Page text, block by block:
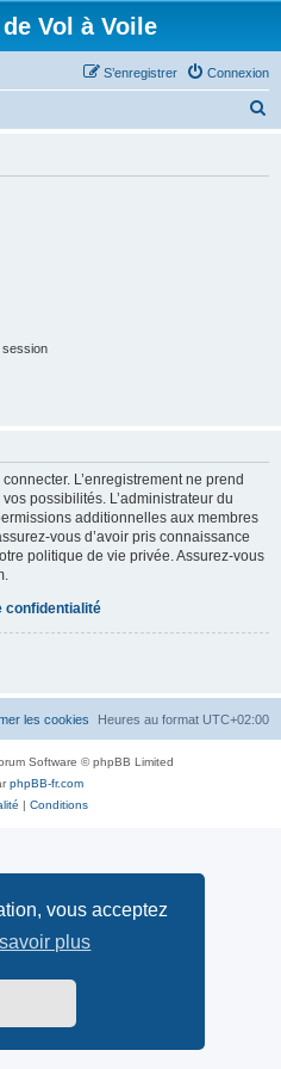
vous acceptez
plus
Vol à Voile
Connexion
S’enregistrer
session
L’enregistrement ne prend
possibilités. L’administrateur du
additionnelles aux membres
vous d’avoir pris connaissance
politique de vie privée. Assurez-vous
confidentialité
Heures au format UTC+02:00
les cookies
Software © phpBB Limited
phpBB-fr.com
| Conditions